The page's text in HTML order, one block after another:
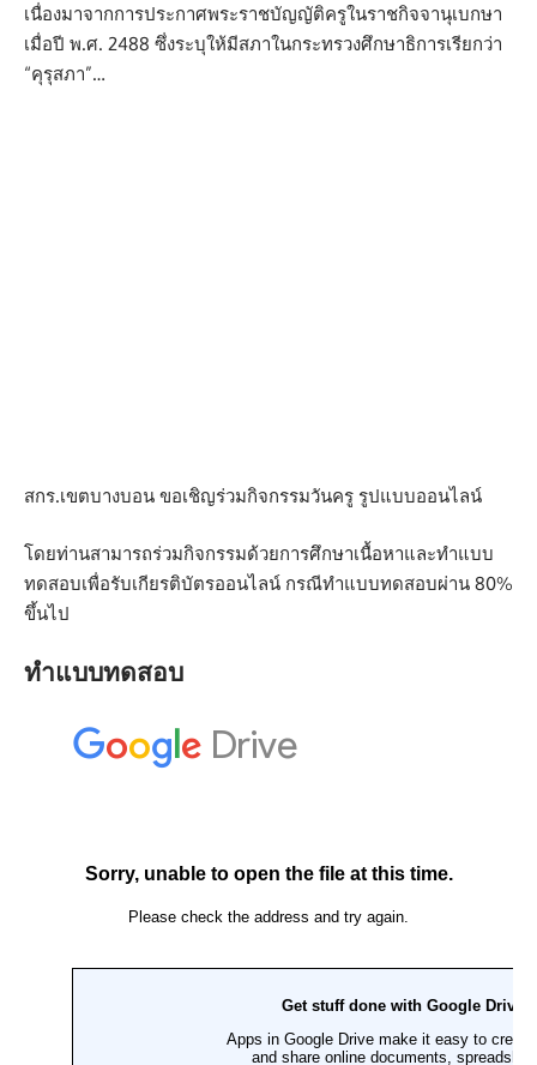
เนื่องมาจากการประกาศพระราชบัญญัติครูในราชกิจจานุเบกษา
เมื่อปี พ.ศ. 2488 ซึ่งระบุให้มีสภาในกระทรวงศึกษาธิการเรียกว่า
“คุรุสภา”…
สกร.เขตบางบอน ขอเชิญร่วมกิจกรรมวันครู รูปแบบออนไลน์
โดยท่านสามารถร่วมกิจกรรมด้วยการศึกษาเนื้อหาและทำแบบ
ทดสอบเพื่อรับเกียรติบัตรออนไลน์ กรณีทำแบบทดสอบผ่าน 80%
ขึ้นไป
ทำแบบทดสอบ